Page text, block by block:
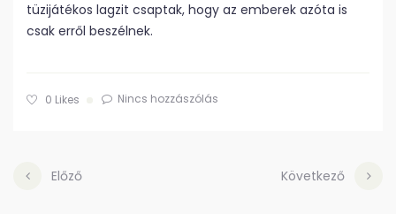
tüzijátékos lagzit csaptak, hogy az emberek azóta is
csak erről beszélnek.
0 Likes Nincs hozzászólás
Előző Következő